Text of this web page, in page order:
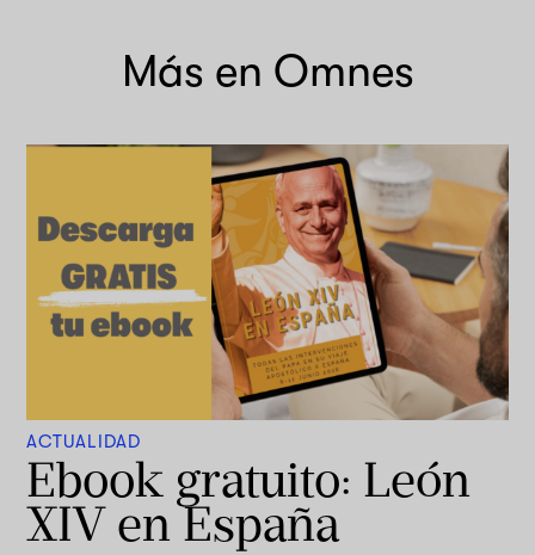
Más en Omnes
ACTUALIDAD
Ebook gratuito: León
XIV en España